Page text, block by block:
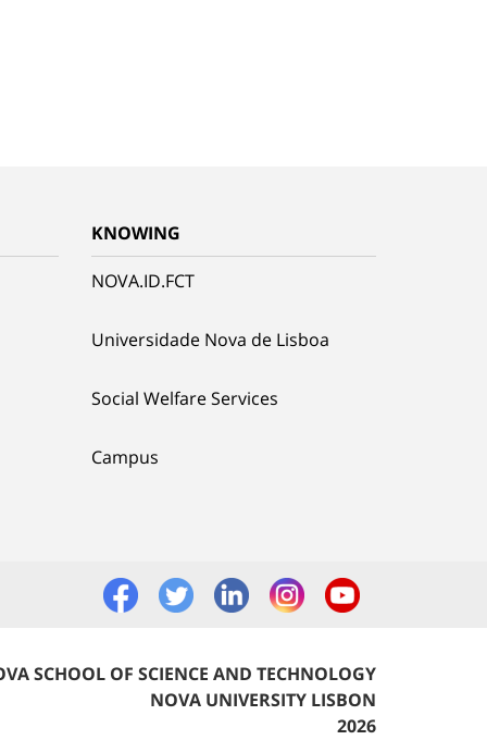
KNOWING
NOVA.ID.FCT
Universidade Nova de Lisboa
Social Welfare Services
Campus
SCHOOL OF SCIENCE AND TECHNOLOGY
NOVA UNIVERSITY LISBON
2026